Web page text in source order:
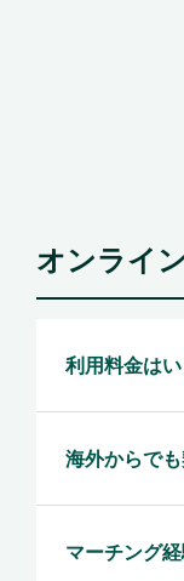
オンライ
利用料金は
海外からで
マーチング